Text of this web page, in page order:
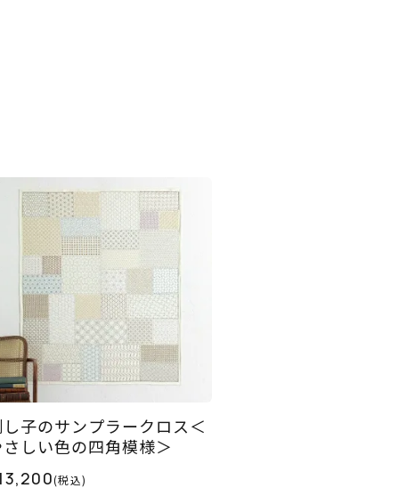
子のサンプラークロス＜
しい色の四角模様＞
(税込)